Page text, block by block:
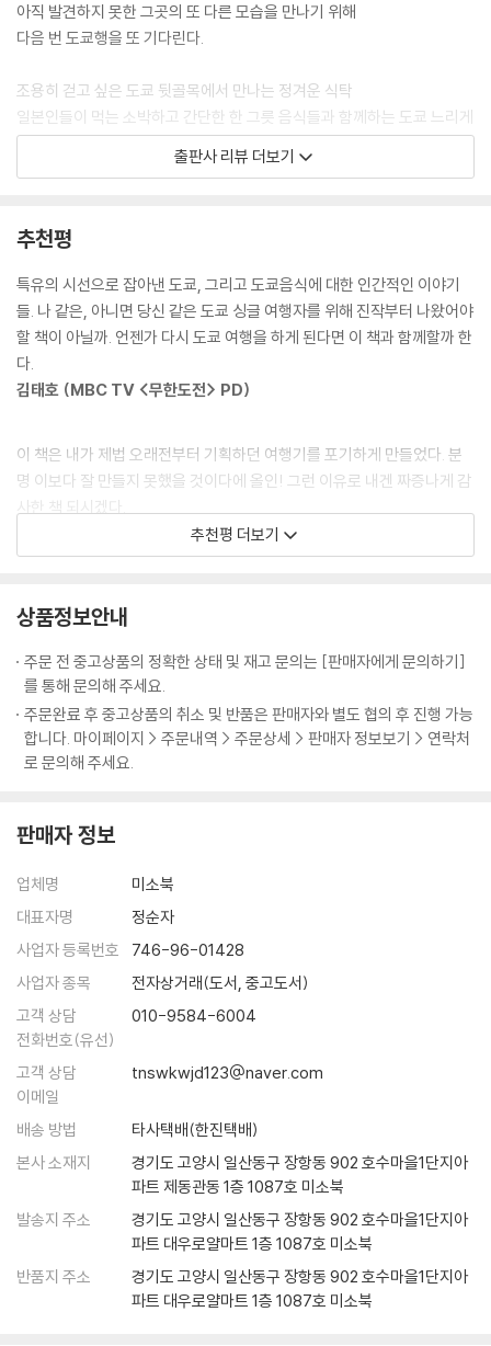
동안 나는 머릿속으로 엉뚱한 계획을 세우고 있었다. ‘내년 이맘 때 또 도쿄
--- p.102, <4월 이야기 야끼소바> 중에서
사람이 북적대지 않는 평범한 주택가 역에 일단 내려, 역 주변을 어슬렁거
리거나 골목을 굽이굽이 걸어가다 보면 아줌마들 자전거가 나란히 세워져
있는 슈퍼마켓이나 상점가가 나온다. 힘든 여행 일정에 아무리 지쳤어도
다고 채소를 구경하고, 슈퍼마켓 육류코너를 유심히 들여다보는 나를 그
--- p.130, <내가 편애하는 동네 델리세트> 중에서
쇼핑 가방이 적당히 무거웠졌을 때쯤이면 어느새 점심시간이 되어 있다.
그때가 되면 어김없이 포장마차로 달려가 타코야끼 한 팩을 산다. 초콜릿
색 소스와 마요네즈가 X선을 그리고 있는 타코야끼 위에 소복이 뿌려진 초
가 동시에 뜨거워지며, 통통한 문어가 입 안에서 춤을 춘다.
--- p.167, <한낮의 맥주타임 타코야끼>
인연이란 참 묘하다. 한 번으로 끝날 것 같은 그 만남이 몇 년 후 또 한 번 반
복되었으니까. 그 도쿄 여행 몇 년 후, 서울 대형서점 일본 서적코너를 구경
런 잡지도 다 나오는구나 싶어 신기한 마음에 한장 한장 넘기다 눈에 들어
온 낯익은 얼굴! 바로 그때 그 오모테산도에서 만난 아티스트의 모습이었
다.
--- p.263, <오모테산도, 길 위의 추억 커피 브레이크> 중에서
아직 발견하지 못한 그곳의 또 다른 모습을 만나기 위해
다음 번 도쿄행을 또 기다린다.
조용히 걷고 싶은 도쿄 뒷골목에서 만나는 정겨운 식탁
일본인들이 먹는 소박하고 간단한 한 그릇 음식들과 함께하는 도쿄 느리게
걷기 여행. 도쿄 여행의 추억어린 잔잔한 에피소드들과 함께 간편하고 저
렴하게, 그리고 맛있게 먹을 수 있는 도쿄의 정겨운 한 그릇 음식을 소개한
싱글 여행자를 위한 도쿄에서의 한 끼, <도쿄 싱글 식탁>
도쿄 여행과 맛있는 건 좋아하지만 아쉽게도 길치인 안타까운 싱글 여행객
을 위해, 맛은 물론이고 혼자서도 맘 편히 들어갈 수 있는 식당, 지도를 미
워하고 약도와 친하지 않은 여행자라도 쉽게 찾을 수 있는 곳, 혼자 온 손님
을 무심한 듯 반겨주는 도쿄의 다정한 식탁을 찾아보았다. 그러는 동안 자
연스레 떠오른 도쿄에서의 추억들. 그 모든 얘기들엔 어김없이 인간미 폴
가깝지만 먼 여행지 도쿄는 아무리 봐도 마음을 표현하는 데 서툰 도시다.
그래서일까, 도쿄는 가끔 우리에게 몸으로 말을 건다.
그리고 그 어리둥절한 아픔 이후 우리는 조금씩 달라져 있다.
빈틈 없어 보여도 허점투성이,
하지만 그 허점을 꽁꽁 싸매고 무표정으로 가장한 도시.
-본문 중에서
출판사 리뷰 더보기
추천평
특유의 시선으로 잡아낸 도쿄, 그리고 도쿄음식에 대한 인간적인 이야기
들. 나 같은, 아니면 당신 같은 도쿄 싱글 여행자를 위해 진작부터 나왔어야
할 책이 아닐까. 언젠가 다시 도쿄 여행을 하게 된다면 이 책과 함께할까 한
다.
김태호 (MBC TV <무한도전> PD)
이 책은 내가 제법 오래전부터 기획하던 여행기를 포기하게 만들었다. 분
명 이보다 잘 만들지 못했을 것이다에 올인! 그런 이유로 내겐 짜증나게 감
사한 책 되시겠다.
신정구 (시트콤 <안녕, 프란체스카>, 영화 <작업의 정석> 시나리오 작
가)
코미디 대본이 아닌 책으로 만난 신회는 내가 수년간 알던 그녀가 아니었
다. 회의 때마다 아이디어 내놓으라며 다 큰 어른을 구박하던 히스테릭한
모습은 없고, 에쿠니 가오리의 필 충만한 동경처녀가 되어 나타난 느낌?
이 책을 읽고 나면 여러분도 분명 나처럼 도쿄와 도쿄음식에 반하고 말 거
다!
정준하 (코미디언 겸 연기자)
꼭 한번 해보고는 싶었지만 막상 어디로 가야할지 무얼 먹어야 할지 몰라
서 망설였던 도쿄 싱글 여행. 이 책을 읽고 나서야 비로소 훌훌 배낭을 쌀
수 있을 것 같다. 감각적인 도쿄의 풍경 속에 혼자만의 여행을 꿈꾸는 싱글
송경아 (패션모델, <뉴욕을 훔치다> 저자)
추천평 더보기
상품정보안내
주문 전 중고상품의 정확한 상태 및 재고 문의는 [판매자에게 문의하기]
를 통해 문의해 주세요.
주문완료 후 중고상품의 취소 및 반품은 판매자와 별도 협의 후 진행 가능
합니다. 마이페이지 > 주문내역 > 주문상세 > 판매자 정보보기 > 연락처
로 문의해 주세요.
판매자 정보
업체명
미소북
대표자명
정순자
사업자 등록번호
746-96-01428
사업자 종목
전자상거래(도서, 중고도서)
고객 상담
전화번호(유선)
010-9584-6004
고객 상담
이메일
tnswkwjd123@naver.com
배송 방법
타사택배(한진택배)
본사 소재지
경기도 고양시 일산동구 장항동 902 호수마을1단지아
파트 제동관동 1층 1087호 미소북
발송지 주소
경기도 고양시 일산동구 장항동 902 호수마을1단지아
파트 대우로얄마트 1층 1087호 미소북
반품지 주소
경기도 고양시 일산동구 장항동 902 호수마을1단지아
파트 대우로얄마트 1층 1087호 미소북